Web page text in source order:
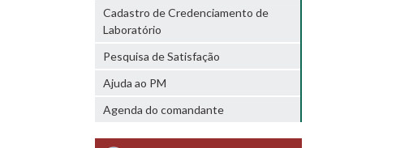
Cadastro de Credenciamento de
Laboratório
Pesquisa de Satisfação
Ajuda ao PM
Agenda do comandante